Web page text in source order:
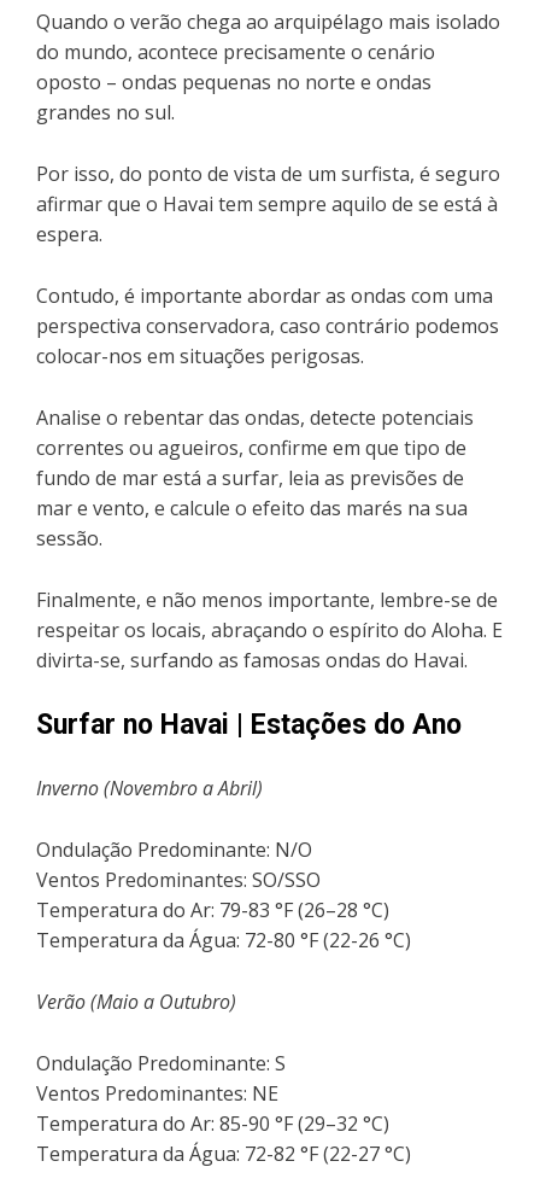
Quando o verão chega ao arquipélago mais isolado
do mundo, acontece precisamente o cenário
oposto – ondas pequenas no norte e ondas
grandes no sul.
Por isso, do ponto de vista de um surfista, é seguro
afirmar que o Havai tem sempre aquilo de se está à
espera.
Contudo, é importante abordar as ondas com uma
perspectiva conservadora, caso contrário podemos
colocar-nos em situações perigosas.
Analise o rebentar das ondas, detecte potenciais
correntes ou agueiros, confirme em que tipo de
fundo de mar está a surfar, leia as previsões de
mar e vento, e calcule o efeito das marés na sua
sessão.
Finalmente, e não menos importante, lembre-se de
respeitar os locais, abraçando o espírito do Aloha. E
divirta-se, surfando as famosas ondas do Havai.
Surfar no Havai | Estações do Ano
Inverno (Novembro a Abril)
Ondulação Predominante: N/O
Ventos Predominantes: SO/SSO
Temperatura do Ar: 79-83 °F (26–28 °C)
Temperatura da Água: 72-80 °F (22-26 °C)
Verão (Maio a Outubro)
Ondulação Predominante: S
Ventos Predominantes: NE
Temperatura do Ar: 85-90 °F (29–32 °C)
Temperatura da Água: 72-82 °F (22-27 °C)